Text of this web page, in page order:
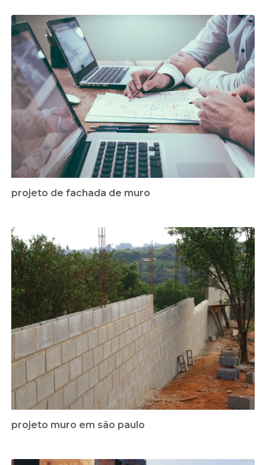
projeto de fachada de muro
projeto muro em são paulo